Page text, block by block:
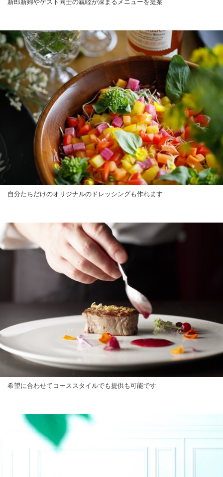
新郎新婦やゲスト同士の親睦が深まるメニューを提案
自分たちだけのオリジナルのドレッシングも作れます
希望に合わせてコーススタイルでも提供も可能です